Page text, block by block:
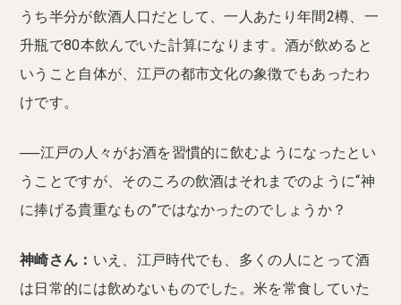
うち半分が飲酒人口だとして、一人あたり年間2樽、一
升瓶で80本飲んでいた計算になります。酒が飲めると
いうこと自体が、江戸の都市文化の象徴でもあったわ
けです。
──江戸の人々がお酒を習慣的に飲むようになったとい
うことですが、そのころの飲酒はそれまでのように“神
に捧げる貴重なもの”ではなかったのでしょうか？
神崎さん： いえ、江戸時代でも、多くの人にとって酒
は日常的には飲めないものでした。米を常食していた